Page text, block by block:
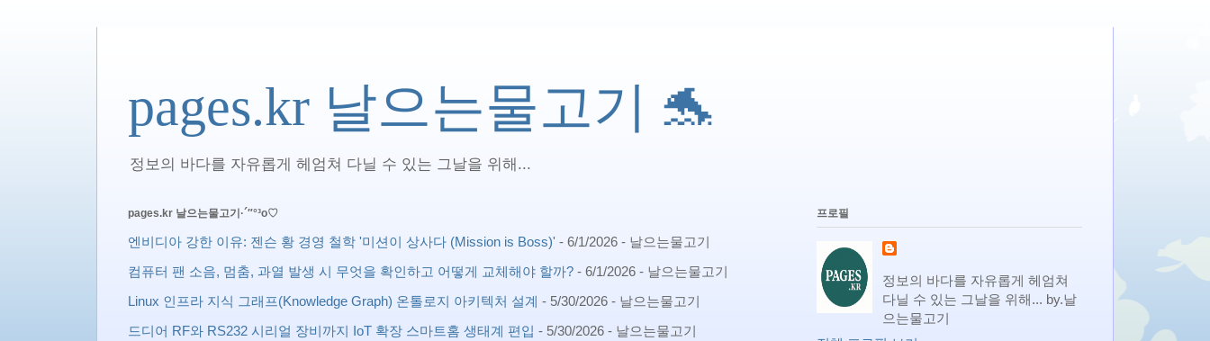
pages.kr 날으는물고기 🐬
정보의 바다를 자유롭게 헤엄쳐 다닐 수 있는 그날을 위해...
pages.kr 날으는물고기·´″°³о♡
엔비디아 강한 이유: 젠슨 황 경영 철학 '미션이 상사다 (Mission is Boss)' - 6/1/2026 - 날으는물고기
컴퓨터 팬 소음, 멈춤, 과열 발생 시 무엇을 확인하고 어떻게 교체해야 할까? - 6/1/2026 - 날으는물고기
Linux 인프라 지식 그래프(Knowledge Graph) 온톨로지 아키텍처 설계 - 5/30/2026 - 날으는물고기
드디어 RF와 RS232 시리얼 장비까지 IoT 확장 스마트홈 생태계 편입 - 5/30/2026 - 날으는물고기
프로필
정보의 바다를 자유롭게 헤엄쳐
다닐 수 있는 그날을 위해... by.날
으는물고기